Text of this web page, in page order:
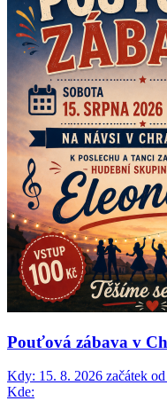
Pouťová zábava v
Kdy: 15. 8. 2026 začátek
Kde: